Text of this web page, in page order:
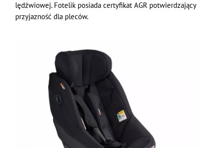
lędźwiowej. Fotelik posiada certyfikat AGR potwierdzający
przyjazność dla pleców.